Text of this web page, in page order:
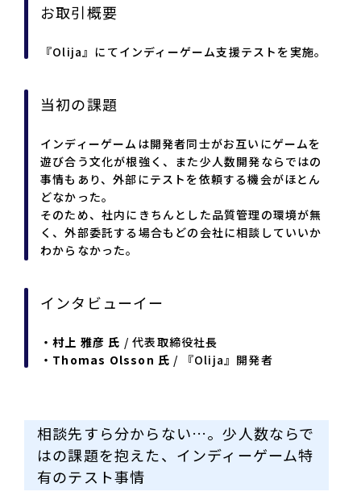
お取引概要
『Olija』にてインディーゲーム支援テストを実施。
当初の課題
インディーゲームは開発者同士がお互いにゲームを
遊び合う文化が根強く、また少人数開発ならではの
事情もあり、外部にテストを依頼する機会がほとん
どなかった。
そのため、社内にきちんとした品質管理の環境が無
く、外部委託する場合もどの会社に相談していいか
わからなかった。
インタビューイー
・村上 雅彦 氏 / 代表取締役社長
・Thomas Olsson 氏 / 『Olija』開発者
相談先すら分からない…。少人数ならで
はの課題を抱えた、インディーゲーム特
有のテスト事情